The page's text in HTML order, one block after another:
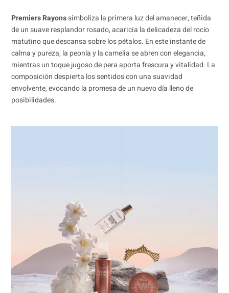
Premiers Rayonssimboliza la primera luz del amanecer, teñida
de un suave resplandor rosado, acaricia la delicadeza del rocío
matutino que descansa sobre los pétalos. En este instante de
calma y pureza, la peonía y la camelia se abren con elegancia,
mientras un toque jugoso de pera aporta frescura y vitalidad. La
composición despierta los sentidos con una suavidad
envolvente, evocando la promesa de un nuevo día lleno de
posibilidades.